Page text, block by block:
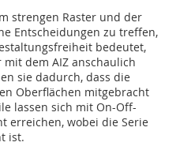
strengen Raster und der
Entscheidungen zu treffen,
bedeutet,
dem AIZ anschaulich
sie dadurch, dass die
Oberflächen mitgebracht
lassen sich mit On-Off-
erreichen, wobei die Serie
ist.